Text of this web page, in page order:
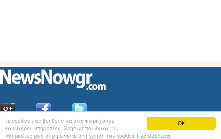
OK
Ta cookies μας βοηθούν να σας παρέχουμε
καλύτερες υπηρεσίες. Χρησιμοποιώντας τις
υπηρεσίες μας συμφωνείτε στη χρήση των cookies. Περισσότερα
ΟιΕιδήσεις του NewsNowgr.com στοiNews